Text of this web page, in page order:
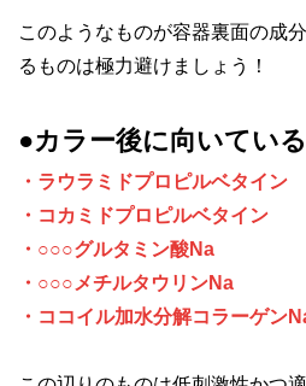
このようなものが容器裏面の成
るものは極力避けましょう！
●カラー後に向いてい
・ラウラミドプロピルベタイン
・コカミドプロピルベタイン
・○○○グルタミン酸Na
・○○○メチルタウリンNa
・ココイル加水分解コラーゲン